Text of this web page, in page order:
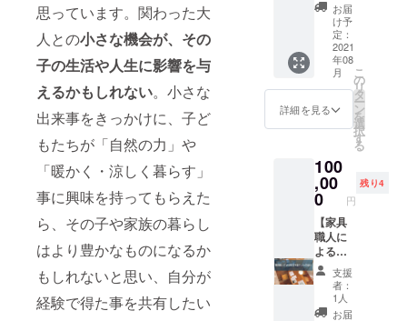
思っています。関わった大
人との小さな機会が、その
子の生活や人生に影響を与
えるかもしれない。小さな
出来事をきっかけに、子ど
もたちが「自然の力」や
「暖かく・涼しく暮らす」
事に興味を持ってもらえた
ら、その子や家族の暮らし
はより豊かなものになるか
もしれないと思い、自分が
経験で得た事を共有したい
ト、同
じご住
所にお
届けし
ます。
しくだ
さい。
購入く
ださっ
た方 →
もう1
セット
お友達
用にご
用意
し、会
場でお
待ちし
メール
でお送
りしま
すの
で、日
時など
びくだ
さい。
・基本
は土日
開催で
す。た
だし、8
月の夏
休み期
間は平
日も開
催を予
定して
でお送
りしま
すの
で、日
時をお
選びく
ださ
い。
は土日
開催で
す。た
月の夏
休み期
間は平
日も開
催を予
定して
いま
す。 ・
YOUTU
BEに作
成した
動画
（一般
公開）
をアッ
メール
アドレ
ス宛て
に、動
画の
URLを
お送り
しま
す。 ・
エンド
ロール
催者さ
まご希
望の場
所で、
個別に
ワーク
ショッ
プを開
催しま
個つ
き。 ・
会場は
主催者
さまで
ご用意
をお願
いしま
す。 ・
事前に
どんな
お届
け予
定：
2021
年08
月
詳細を見る
こ
の
リ
タ
ー
ン
を
選
択
す
る
100
,00
0 円
残り4
【家具
職人に
よる限
定木製
キット
の送
付】 私
支援
者：
1人
お届